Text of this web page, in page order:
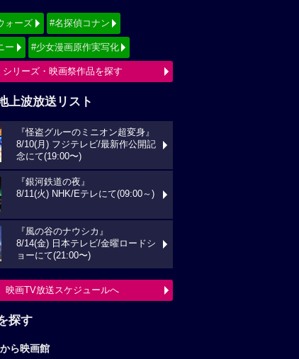
ォーズ #名探偵コナン
ー #少女漫画原作実写化
シリーズ・映画祭作品を探す
上波放送リスト
『怪盗グルーのミニオン超変身』
8/10(月) フジテレビ/最新作公開記
念にて(19:00〜)
『銀河鉄道の夜』
8/11(火) NHK/Eテレにて(09:00～)
『風の谷のナウシカ』
8/14(金) 日本テレビ/金曜ロードシ
ョーにて(21:00〜)
映画TV放送スケジュールへ
探す
ら映画館